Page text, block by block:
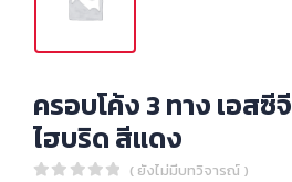
ครอบโค้ง 3 ทาง เอสซี
ไฮบริด สีแดง
( ยังไม่มีบทวิจารณ์ )